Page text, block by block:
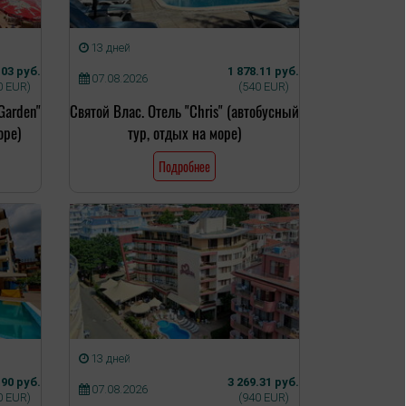
руб.
EUR)
13 дней
07.08.2026
1 878.11 руб.
(540 EUR)
Святой Влас. Отель "Chris" (автобусный
тур, отдых на море)
Подробнее
руб.
EUR)
13 дней
07.08.2026
3 269.31 руб.
(940 EUR)